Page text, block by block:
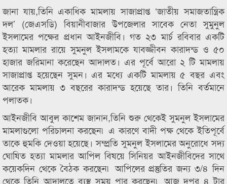
জানা যায়,তিনি একাধিক মামলায় সাজাপ্রাপ্ত ‘জাতীয় সমাজতান্ত্রিক
দল’ (জেএসডি) বিয়ানীবাজার উপজেলার সাবেক নেতা সুমুনুল
ইসলামের পক্ষের প্রধান আইনজীবি। গত ২৩ মার্চ রবিবার একটি
হত্যা মামলার রায়ে সুমনুল ইসলামকে যাবজ্জীবন কারাদন্ড ও ৫০
হাজার জরিমানা করেছেন আদালত। এর পূর্বে আরো ২ টি মামলায়
সাজাপ্রাপ্ত হয়েছেন সুমন। এর মধ্যে একটি মামলায় ৫ বছর এবং
আরেক মামলায় ৩ বছরের কারাদন্ড হয়েছে তার। তিনি বর্তমানে
পলাতক।
আইনজীবি আবুল কাশেম জানান,তিনি শুরু থেকেই সুমনুল ইসলামের
মামলাগুলো পরিচালনা করছেন৷ এ কারণে বাদী পক্ষ থেকে ইতিপূর্বে
তাকে হুমকি দেওয়া হয়েছে। সম্প্রতি সুমনুল ইসলামের অনুরোধে সদ্য
ঘোষিত হত্যা মামলার আপিল বিষয়ে সিনিয়র আইনজীবিদের সাথে
কয়েকদিন থেকে বৈঠক করছেন৷ আপিলের প্রস্তুতির জন্য ৩/৪ দিন
থেকে তিনি আদালতে ব্যস্থ সময় পার করছেন৷ আজ দুপুর ৪ টার